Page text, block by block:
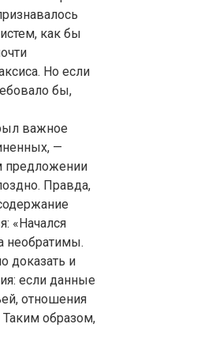
как бы
Но если
бы,
важное
—
предложении
Правда,
«Начался
необратимы.
доказать и
если данные
отношения
образом,